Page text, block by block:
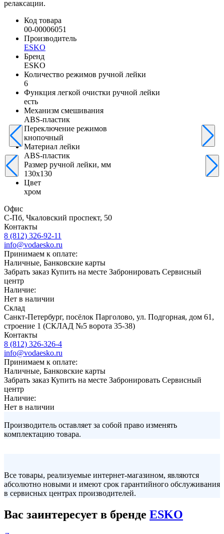
релаксации.
Код товара
00-00006051
Производитель
ESKO
Бренд
ESKO
Количество режимов ручной лейки
6
Функция легкой очистки ручной лейки
есть
Механизм смешивания
ABS-пластик
Переключение режимов
кнопочный
Материал лейки
ABS-пластик
Размер ручной лейки, мм
130х130
Цвет
хром
Офис
С-Пб, Чкаловский проспект, 50
Контакты
8 (812) 326-92-11
info@vodaesko.ru
Принимаем к оплате:
Наличные, Банковские карты
Забрать заказ Купить на месте Забронировать Сервисный
центр
Наличие:
Нет в наличии
Склад
Санкт-Петербург, посёлок Парголово, ул. Подгорная, дом 61,
строение 1 (СКЛАД №5 ворота 35-38)
Контакты
8 (812) 326-326-4
info@vodaesko.ru
Принимаем к оплате:
Наличные, Банковские карты
Забрать заказ Купить на месте Забронировать Сервисный
центр
Наличие:
Нет в наличии
Производитель оставляет за собой право изменять
комплектацию товара.
Все товары, реализуемые интернет-магазином, являются
абсолютно новыми и имеют срок гарантийного обслуживания
в сервисных центрах производителей.
Вас заинтересует в бренде ESKO